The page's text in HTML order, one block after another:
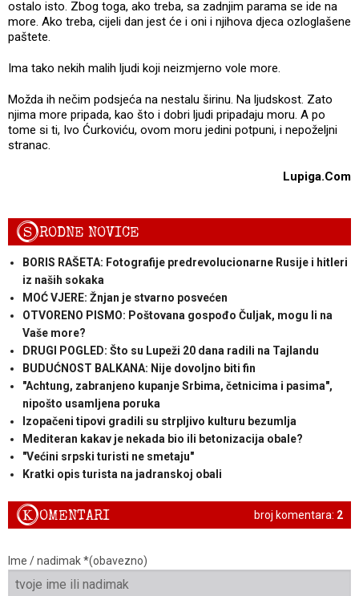
ostalo isto. Zbog toga, ako treba, sa zadnjim parama se ide na
more. Ako treba, cijeli dan jest će i oni i njihova djeca ozloglašene
paštete.
Ima tako nekih malih ljudi koji neizmjerno vole more.
Možda ih nečim podsjeća na nestalu širinu. Na ljudskost. Zato
njima more pripada, kao što i dobri ljudi pripadaju moru. A po
tome si ti, Ivo Ćurkoviću, ovom moru jedini potpuni, i nepoželjni
stranac.
Lupiga.Com
SRODNE NOVICE
BORIS RAŠETA: Fotografije predrevolucionarne Rusije i hitleri
iz naših sokaka
MOĆ VJERE: Žnjan je stvarno posvećen
OTVORENO PISMO: Poštovana gospođo Čuljak, mogu li na
Vaše more?
DRUGI POGLED: Što su Lupeži 20 dana radili na Tajlandu
BUDUĆNOST BALKANA: Nije dovoljno biti fin
"Achtung, zabranjeno kupanje Srbima, četnicima i pasima",
nipošto usamljena poruka
Izopačeni tipovi gradili su strpljivo kulturu bezumlja
Mediteran kakav je nekada bio ili betonizacija obale?
"Većini srpski turisti ne smetaju"
Kratki opis turista na jadranskoj obali
broj komentara: 2
KOMENTARI
Ime / nadimak *(obavezno)